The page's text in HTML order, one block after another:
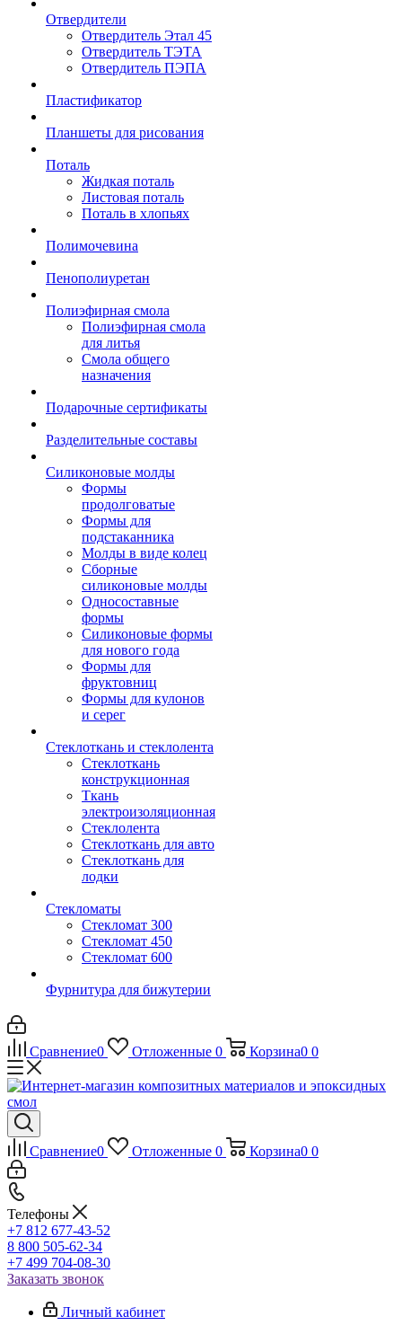
Отвердители
Отвердитель Этал 45
Отвердитель ТЭТА
Отвердитель ПЭПА
Пластификатор
Планшеты для рисования
Поталь
Жидкая поталь
Листовая поталь
Поталь в хлопьях
Полимочевина
Пенополиуретан
Полиэфирная смола
Полиэфирная смола
для литья
Смола общего
назначения
Подарочные сертификаты
Разделительные составы
Силиконовые молды
Формы
продолговатые
Формы для
подстаканника
Молды в виде колец
Сборные
силиконовые молды
Односоставные
формы
Силиконовые формы
для нового года
Формы для
фруктовниц
Формы для кулонов
и серег
Стеклоткань и стеклолента
Стеклоткань
конструкционная
Ткань
электроизоляционная
Стеклолента
Стеклоткань для авто
Стеклоткань для
лодки
Стекломаты
Стекломат 300
Стекломат 450
Стекломат 600
Фурнитура для бижутерии
Сравнение0 Отложенные 0 Корзина0 0
Сравнение0 Отложенные 0 Корзина0 0
Телефоны
+7 812 677-43-52
8 800 505-62-34
+7 499 704-08-30
Заказать звонок
Личный кабинет